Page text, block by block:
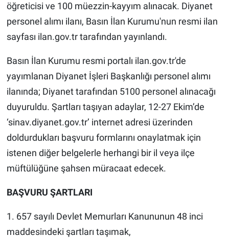
öğreticisi ve 100 müezzin-kayyım alınacak. Diyanet
personel alımı ilanı, Basın İlan Kurumu'nun resmi ilan
sayfası ilan.gov.tr tarafından yayınlandı.
Basın İlan Kurumu resmi portalı ilan.gov.tr'de
yayımlanan Diyanet İşleri Başkanlığı personel alımı
ilanında; Diyanet tarafından 5100 personel alınacağı
duyuruldu. Şartları taşıyan adaylar, 12-27 Ekim’de
‘sinav.diyanet.gov.tr’ internet adresi üzerinden
doldurdukları başvuru formlarını onaylatmak için
istenen diğer belgelerle herhangi bir il veya ilçe
müftülüğüne şahsen müracaat edecek.
BAŞVURU ŞARTLARI
1. 657 sayılı Devlet Memurları Kanununun 48 inci
maddesindeki şartları taşımak,